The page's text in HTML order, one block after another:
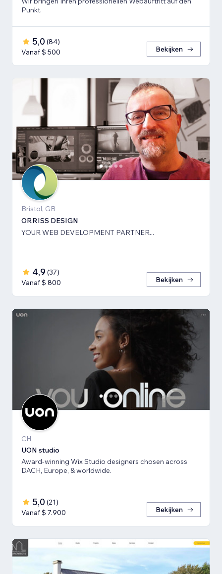
Punkt.
5,0 (84)
Vanaf $ 500
Bekijken
Bristol, GB
ORRISS DESIGN
YOUR WEB DEVELOPMENT PARTNER...
4,9 (37)
Vanaf $ 800
Bekijken
CH
UON studio
Award-winning Wix Studio designers chosen across
DACH, Europe, & worldwide.
5,0 (21)
Vanaf $ 7.900
Bekijken